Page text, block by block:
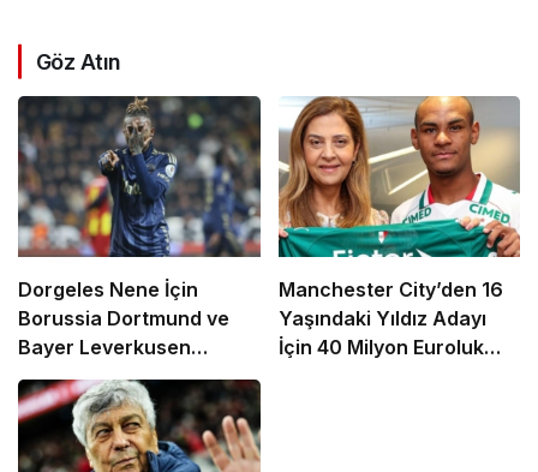
Göz Atın
Dorgeles Nene İçin
Borussia Dortmund ve
Bayer Leverkusen
Devreye Girdi
Manchester City’den 16
Yaşındaki Yıldız Adayı
İçin 40 Milyon Euroluk